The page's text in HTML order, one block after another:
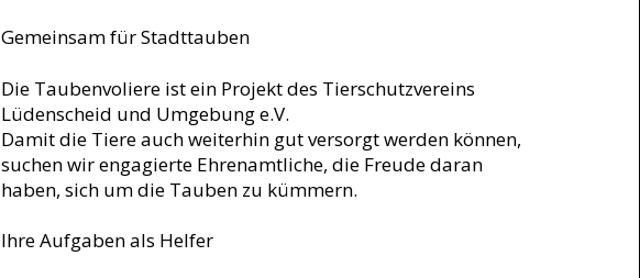
Gemeinsam für Stadttauben
Die Taubenvoliere ist ein Projekt des Tierschutzvereins
Lüdenscheid und Umgebung e.V.
Damit die Tiere auch weiterhin gut versorgt werden können,
suchen wir engagierte Ehrenamtliche, die Freude daran
haben, sich um die Tauben zu kümmern.
Ihre Aufgaben als Helfer